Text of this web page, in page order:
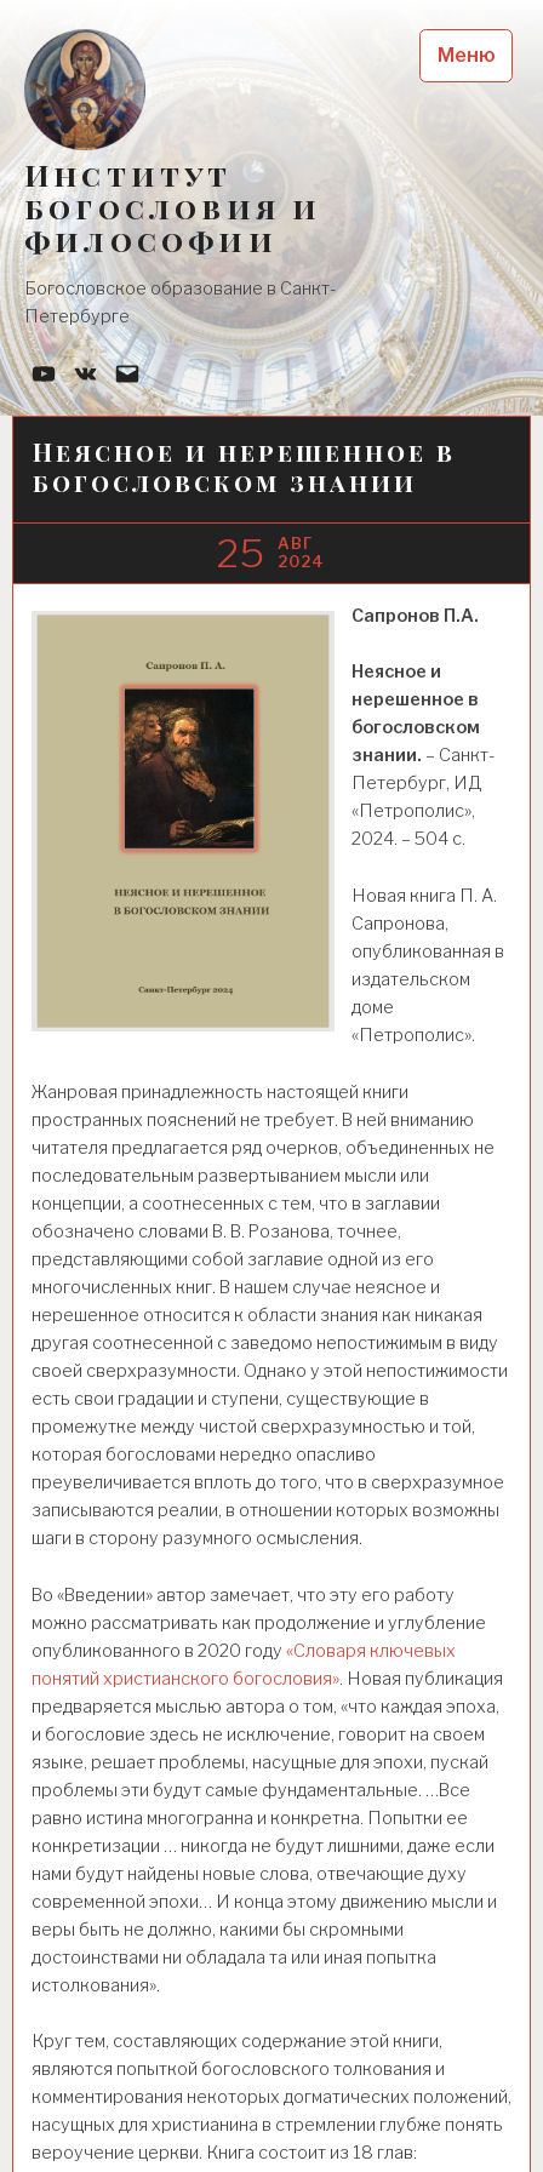
content
Институт
богословия и
философии
Богословское образование в Санкт-
Петербурге
YouTube-
канал
Наша
группа
Почта
Меню
Неясное и нерешенное в
богословском знании
25
АВГ
2024
Сапронов П.А.
Неясное и
нерешенное в
богословском
знании. – Санкт-
Петербург, ИД
«Петрополис»,
2024. – 504 c.
Новая книга П. А.
Сапронова,
опубликованная в
издательском
доме
«Петрополис».
Жанровая принадлежность настоящей книги
пространных пояснений не требует. В ней вниманию
читателя предлагается ряд очерков, объединенных не
последовательным развертыванием мысли или
концепции, а соотнесенных с тем, что в заглавии
обозначено словами В. В. Розанова, точнее,
представляющими собой заглавие одной из его
многочисленных книг. В нашем случае неясное и
нерешенное относится к области знания как никакая
другая соотнесенной с заведомо непостижимым в виду
своей сверхразумности. Однако у этой непостижимости
есть свои градации и ступени, существующие в
промежутке между чистой сверхразумностью и той,
которая богословами нередко опасливо
преувеличивается вплоть до того, что в сверхразумное
записываются реалии, в отношении которых возможны
шаги в сторону разумного осмысления.
Во «Введении» автор замечает, что эту его работу
можно рассматривать как продолжение и углубление
опубликованного в 2020 году «Словаря ключевых
понятий христианского богословия». Новая публикация
предваряется мыслью автора о том, «что каждая эпоха,
и богословие здесь не исключение, говорит на своем
языке, решает проблемы, насущные для эпохи, пускай
проблемы эти будут самые фундаментальные. …Все
равно истина многогранна и конкретна. Попытки ее
конкретизации … никогда не будут лишними, даже если
нами будут найдены новые слова, отвечающие духу
современной эпохи… И конца этому движению мысли и
веры быть не должно, какими бы скромными
достоинствами ни обладала та или иная попытка
истолкования».
Круг тем, составляющих содержание этой книги,
являются попыткой богословского толкования и
комментирования некоторых догматических положений,
насущных для христианина в стремлении глубже понять
вероучение церкви. Книга состоит из 18 глав: